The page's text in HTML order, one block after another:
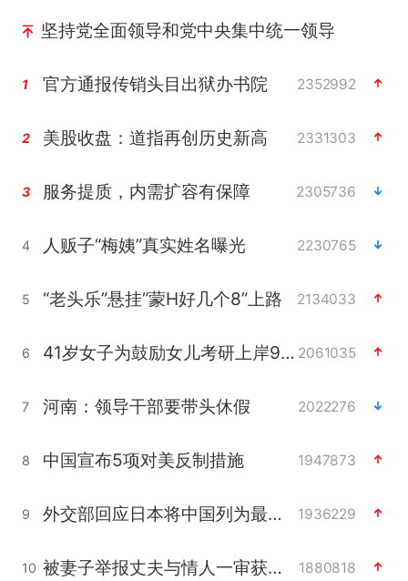
坚持党全面领导和党中央集中统一领导
1 官方通报传销头目出狱办书院 2352992
2 美股收盘：道指再创历史新高 2331303
3 服务提质，内需扩容有保障 2305736
4 人贩子“梅姨”真实姓名曝光 2230765
5 “老头乐”悬挂“蒙H好几个8”上路 2134033
6 41岁女子为鼓励女儿考研上岸985 2061035
7 河南：领导干部要带头休假 2022276
8 中国宣布5项对美反制措施 1947873
9 外交部回应日本将中国列为最大挑战 1936229
10 被妻子举报丈夫与情人一审获刑1年 1880818